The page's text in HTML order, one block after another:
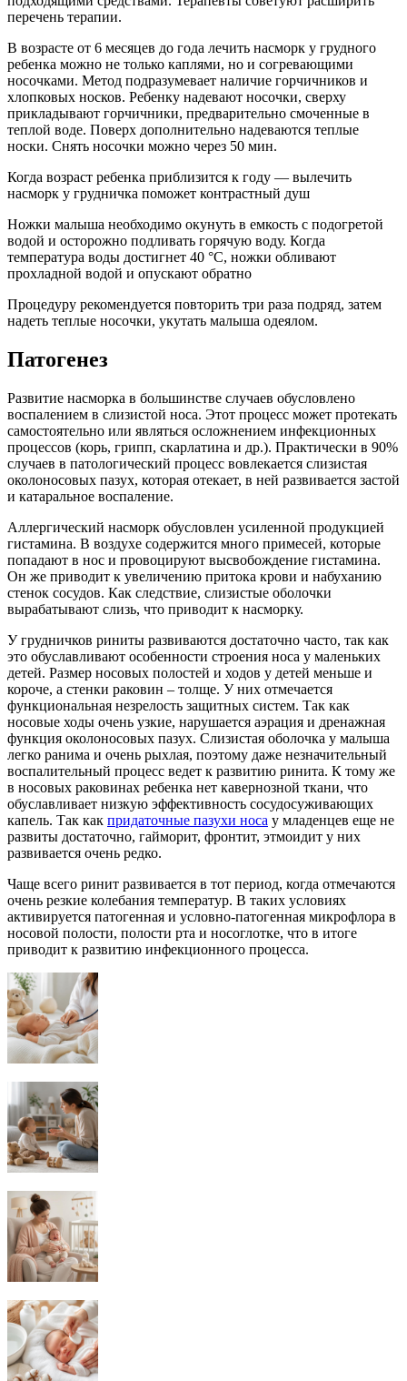
перечень терапии.
В возрасте от 6 месяцев до года лечить насморк у грудного
ребенка можно не только каплями, но и согревающими
носочками. Метод подразумевает наличие горчичников и
хлопковых носков. Ребенку надевают носочки, сверху
прикладывают горчичники, предварительно смоченные в
теплой воде. Поверх дополнительно надеваются теплые
носки. Снять носочки можно через 50 мин.
Когда возраст ребенка приблизится к году — вылечить
насморк у грудничка поможет контрастный душ
Ножки малыша необходимо окунуть в емкость с подогретой
водой и осторожно подливать горячую воду. Когда
температура воды достигнет 40 °C, ножки обливают
прохладной водой и опускают обратно
Процедуру рекомендуется повторить три раза подряд, затем
надеть теплые носочки, укутать малыша одеялом.
Патогенез
Развитие насморка в большинстве случаев обусловлено
воспалением в слизистой носа. Этот процесс может протекать
самостоятельно или являться осложнением инфекционных
процессов (корь, грипп, скарлатина и др.). Практически в 90%
случаев в патологический процесс вовлекается слизистая
околоносовых пазух, которая отекает, в ней развивается застой
и катаральное воспаление.
Аллергический насморк обусловлен усиленной продукцией
гистамина. В воздухе содержится много примесей, которые
попадают в нос и провоцируют высвобождение гистамина.
Он же приводит к увеличению притока крови и набуханию
стенок сосудов. Как следствие, слизистые оболочки
вырабатывают слизь, что приводит к насморку.
У грудничков риниты развиваются достаточно часто, так как
это обуславливают особенности строения носа у маленьких
детей. Размер носовых полостей и ходов у детей меньше и
короче, а стенки раковин – толще. У них отмечается
функциональная незрелость защитных систем. Так как
носовые ходы очень узкие, нарушается аэрация и дренажная
функция околоносовых пазух. Слизистая оболочка у малыша
легко ранима и очень рыхлая, поэтому даже незначительный
воспалительный процесс ведет к развитию ринита. К тому же
в носовых раковинах ребенка нет кавернозной ткани, что
обуславливает низкую эффективность сосудосуживающих
капель. Так как придаточные пазухи носа у младенцев еще не
развиты достаточно, гайморит, фронтит, этмоидит у них
развивается очень редко.
Чаще всего ринит развивается в тот период, когда отмечаются
очень резкие колебания температур. В таких условиях
активируется патогенная и условно-патогенная микрофлора в
носовой полости, полости рта и носоглотке, что в итоге
приводит к развитию инфекционного процесса.